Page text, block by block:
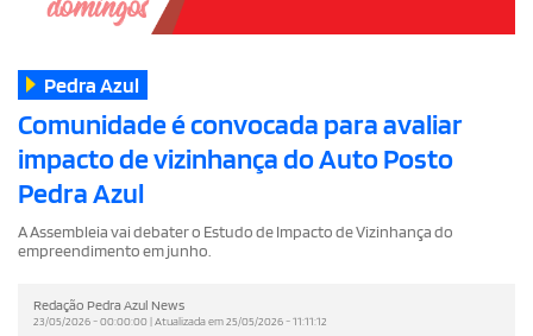
Pedra Azul
Comunidade é convocada para avaliar
impacto de vizinhança do Auto Posto
Pedra Azul
A Assembleia vai debater o Estudo de Impacto de Vizinhança do
empreendimento em junho.
Redação Pedra Azul News
23/05/2026 - 00:00:00 | Atualizada em 25/05/2026 - 11:11:12